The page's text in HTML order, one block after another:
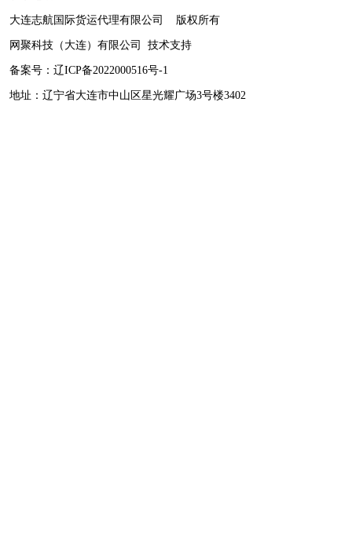
大连志航国际货运代理有限公司 版权所有
网聚科技（大连）有限公司 技术支持
备案号： 辽ICP备2022000516号-1
地址：辽宁省大连市中山区星光耀广场3号楼3402